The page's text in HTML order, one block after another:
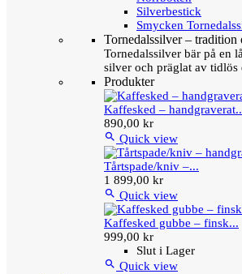
Silverbestick
Smycken
Tornedalssilver –
Tornedalssilver bär på en
silver och präglat av tidlös
Produkter
Kaffesked –
890,00 kr
 Quick view
Tårtspade/kniv –...
1 899,00 kr
 Quick view
Kaffesked gubbe – finsk...
999,00 kr
Slut i Lager
 Quick view